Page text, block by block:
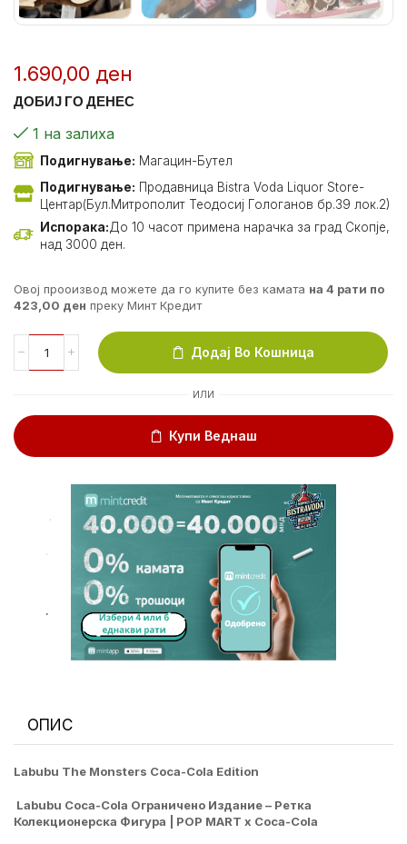
1.690,00 ден
ДОБИЈ ГО ДЕНЕС
1 на залиха
Подигнување: Магацин-Бутел
Подигнување: Продавница Bistra Voda Liquor Store-
Центар(Бул.Митрополит Теодосиј Гологанов бр.39 лок.2)
Испорака:До 10 часот примена нарачка за град Скопје,
над 3000 ден.
Овој прооизвод можете да го купите без камата на 4 рати по
423,00 ден преку Минт Кредит
Додај Во Кошница
ИЛИ
Купи Веднаш
.
.
.
ОПИС
Labubu The Monsters Coca-Cola Edition
Labubu Coca-Cola Ограничено Издание – Ретка
Колекционерска Фигура | POP MART x Coca-Cola